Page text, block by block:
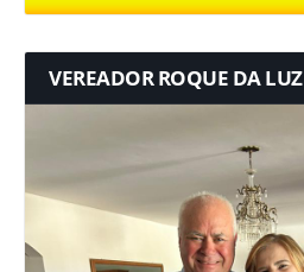
VEREADOR ROQUE DA LUZ